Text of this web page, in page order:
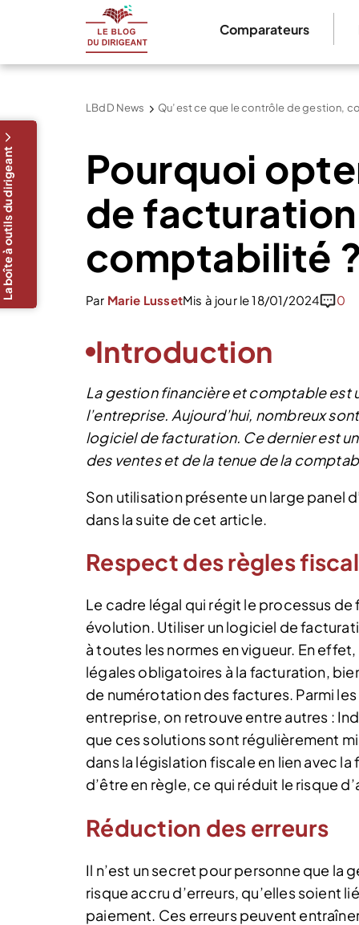
Comparateurs
LBdD News Qu’est ce que le contrôle de gestion,
Pourquoi
de
comptabilité ?
Par Marie LussetMis à jour le 18/01/2024 0
Introduction
La gestion financière et comptable est
l’entreprise. Aujourd’hui, nombreux
logiciel de facturation. Ce dernier est
des ventes et de la tenue de la
La boîte à outils du dirigeant
Son utilisation présente un large panel
dans la suite de cet article.
Respect des règles
Le cadre légal qui régit le processus
évolution. Utiliser un logiciel de
à toutes les normes en vigueur. En
légales obligatoires à la facturation,
de numérotation des factures. Parmi les
entreprise, on retrouve entre autres :
que ces solutions sont régulièrement
dans la législation fiscale en lien avec
d’être en règle, ce qui réduit le risque
Réduction des erreurs
Il n’est un secret pour personne que
risque accru d’erreurs, qu’elles soient
paiement. Ces erreurs peuvent